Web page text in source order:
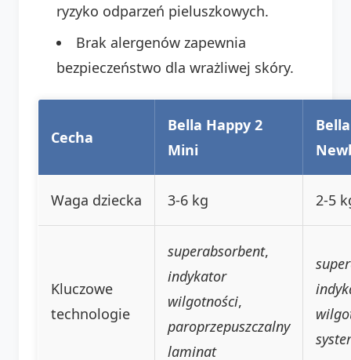
ryzyko odparzeń pieluszkowych.
Brak alergenów zapewnia
bezpieczeństwo dla wrażliwej skóry.
Cecha
Bella Happy 2
Mini
Waga dziecka 3-6 kg 2-5
Kluczowe
technologie
superabsorbent,
indykator
wilgotności,
paroprzepuszczalny
laminat